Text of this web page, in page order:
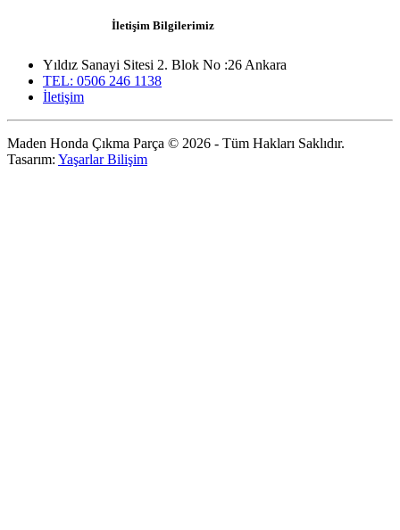
İletişim Bilgilerimiz
Yıldız Sanayi Sitesi 2. Blok No :26 Ankara
TEL: 0506 246 1138
İletişim
Maden Honda Çıkma Parça © 2026 - Tüm Hakları Saklıdır.
Tasarım: Yaşarlar Bilişim